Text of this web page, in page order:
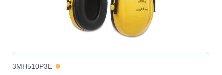
3MH510P3E